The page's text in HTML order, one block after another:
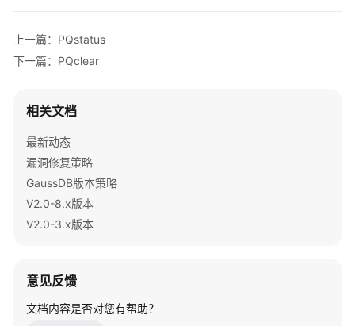
明
入
用
户
指
南
发
南
上一篇：PQstatus
下一篇：PQclear
相关文档
最新动态
漏洞修复策略
GaussDB版本策略
V2.0-8.x版本
V2.0-3.x版本
意见反馈
文档内容是否对您有帮助？